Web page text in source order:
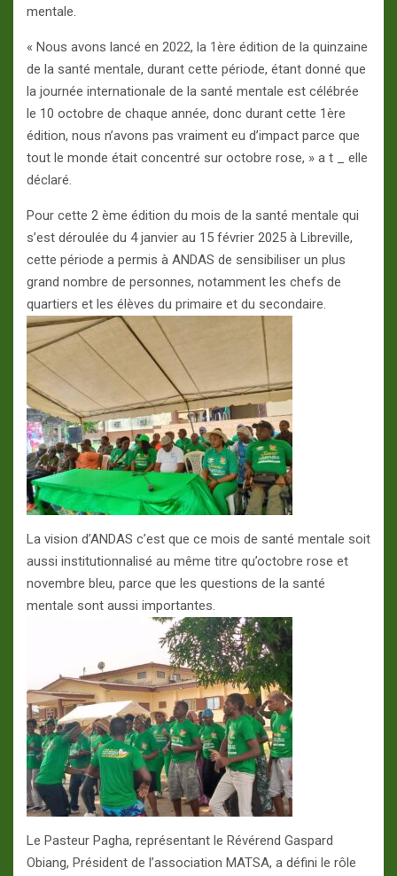
mentale.
« Nous avons lancé en 2022, la 1ère édition de la quinzaine
de la santé mentale, durant cette période, étant donné que
la journée internationale de la santé mentale est célébrée
le 10 octobre de chaque année, donc durant cette 1ère
édition, nous n’avons pas vraiment eu d’impact parce que
tout le monde était concentré sur octobre rose, » a t _ elle
déclaré.
Pour cette 2 ème édition du mois de la santé mentale qui
s’est déroulée du 4 janvier au 15 février 2025 à Libreville,
cette période a permis à ANDAS de sensibiliser un plus
grand nombre de personnes, notamment les chefs de
quartiers et les élèves du primaire et du secondaire.
La vision d’ANDAS c’est que ce mois de santé mentale soit
aussi institutionnalisé au même titre qu’octobre rose et
novembre bleu, parce que les questions de la santé
mentale sont aussi importantes.
Le Pasteur Pagha, représentant le Révérend Gaspard
Obiang, Président de l’association MATSA, a défini le rôle